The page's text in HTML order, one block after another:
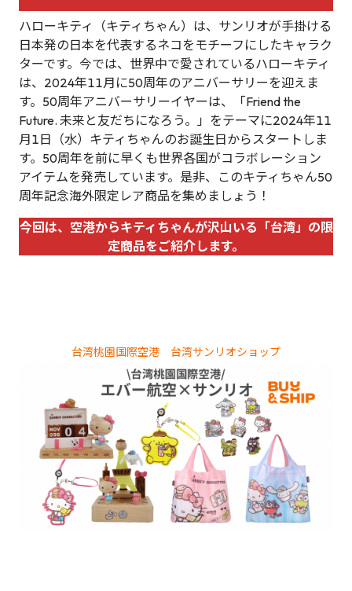
ハローキティ（キティちゃん）は、サンリオが手掛ける
日本発の日本を代表するネコをモチーフにしたキャラク
ターです。今では、世界中で愛されているハローキティ
は、2024年11月に50周年のアニバーサリーを迎えま
す。50周年アニバーサリーイヤーは、「Friend the
Future. 未来と友だちになろう。」をテーマに2024年11
月1日（水）キティちゃんのお誕生日からスタートしま
す。50周年を前に早くも世界各国がコラボレーション
アイテムを発売しています。是非、このキティちゃん50
周年記念海外限定レア商品を集めましょう！
今回は、空港からキティちゃんが沢山いる「台湾」の限
定商品をご紹介します。
台湾桃園国際空港 台湾サンリオショップ